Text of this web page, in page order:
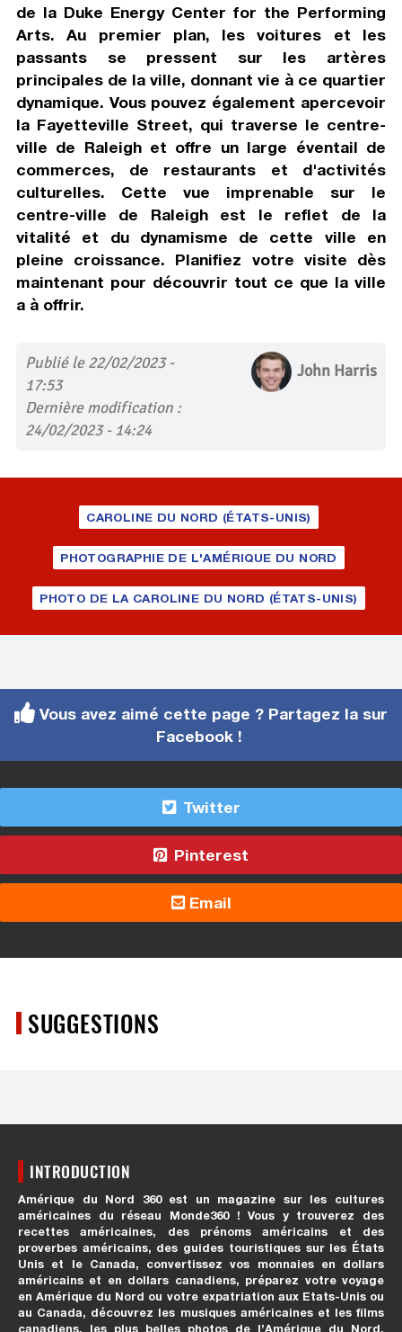
de la Duke Energy Center for the Performing
Arts. Au premier plan, les voitures et les
passants se pressent sur les artères
principales de la ville, donnant vie à ce quartier
dynamique. Vous pouvez également apercevoir
la Fayetteville Street, qui traverse le centre-
ville de Raleigh et offre un large éventail de
commerces, de restaurants et d'activités
culturelles. Cette vue imprenable sur le
centre-ville de Raleigh est le reflet de la
vitalité et du dynamisme de cette ville en
pleine croissance. Planifiez votre visite dès
maintenant pour découvrir tout ce que la ville
a à offrir.
Publié le 22/02/2023 -
17:53
Dernière modification :
24/02/2023 - 14:24
John Harris
CAROLINE DU NORD (ÉTATS-UNIS)
PHOTOGRAPHIE DE L'AMÉRIQUE DU NORD
PHOTO DE LA CAROLINE DU NORD (ÉTATS-UNIS)
Vous avez aimé cette page ? Partagez la sur
Facebook !
Twitter
Pinterest
Email
SUGGESTIONS
INTRODUCTION
Amérique du Nord 360 est un magazine sur les cultures
américaines du réseau Monde360 ! Vous y trouverez des
recettes américaines, des prénoms américains et des
proverbes américains, des guides touristiques sur les États
Unis et le Canada, convertissez vos monnaies en dollars
américains et en dollars canadiens, préparez votre voyage
en Amérique du Nord ou votre expatriation aux Etats-Unis ou
au Canada, découvrez les musiques américaines et les films
canadiens, les plus belles photos de l’Amérique du Nord.